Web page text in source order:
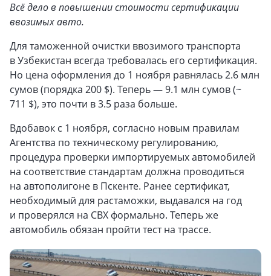
Всё дело в повышении стоимости сертификации
ввозимых авто.
Для таможенной очистки ввозимого транспорта
в Узбекистан всегда требовалась его сертификация.
Но цена оформления до 1 ноября равнялась 2.6 млн
сумов (порядка 200 $). Теперь — 9.1 млн сумов (~
711 $), это почти в 3.5 раза больше.
Вдобавок с 1 ноября, согласно новым правилам
Агентства по техническому регулированию,
процедура проверки импортируемых автомобилей
на соответствие стандартам должна проводиться
на автополигоне в Пскенте. Ранее сертификат,
необходимый для растаможки, выдавался на год
и проверялся на СВХ формально. Теперь же
автомобиль обязан пройти тест на трассе.